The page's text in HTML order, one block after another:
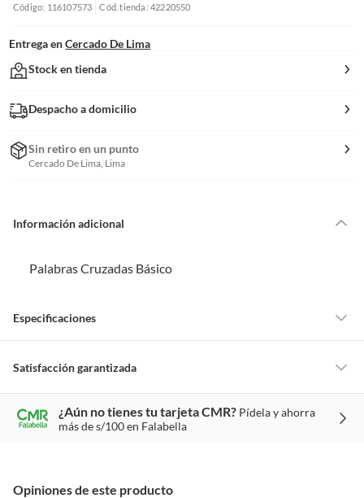
Código: 116107573 Cód. tienda: 42220550
Entrega en Cercado De Lima
Stock en tienda
Despacho a domicilio
Sin retiro en un punto
Cercado De Lima, Lima
Información adicional
Palabras Cruzadas Básico
Especificaciones
Tipo
Formato Librería
Satisfacción garantizada
La mayoría de los productos tienen30 días desde que los recibes para
hacer una devolución.
¿Aún no tienes tu tarjeta CMR? Pídela y ahorra
más de s/100 en Falabella
Opiniones de este producto